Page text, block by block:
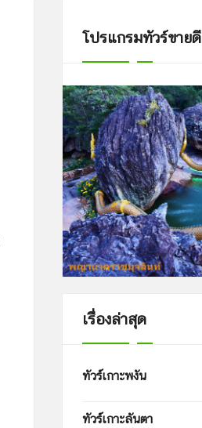
โปรแกรมทัวร์ขายดี
เรื่องล่าสุด
ทัวร์เกาะพงัน
ทัวร์เกาะลันตา